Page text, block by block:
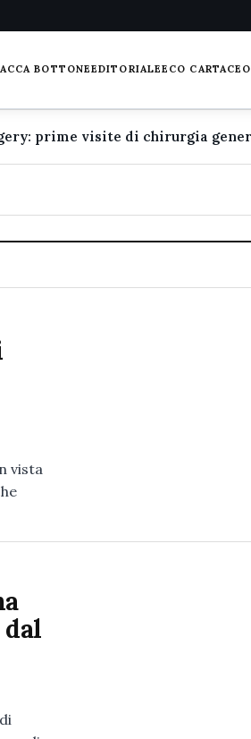
BOTTONEEDITORIALEECO CARTACEO
vista